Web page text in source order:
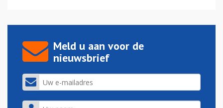
Meld u aan voor de
nieuwsbrief